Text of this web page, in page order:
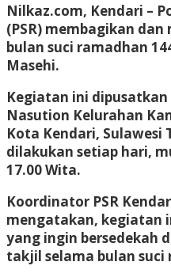
Nilkaz.com, Kendari –
(PSR) membagikan
bulan suci ramadhan
Masehi.
Kegiatan ini dipusatkan
Nasution Kelurahan
Kota Kendari, Sulawesi
dilakukan setiap hari,
17.00 Wita.
Koordinator PSR
mengatakan, kegiatan
yang ingin bersedekah
takjil selama bulan suci